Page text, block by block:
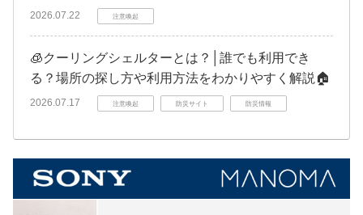
2026.07.22 注意喚起
🧊クーリングシェルターとは？│誰でも利用でき
る？場所の探し方や利用方法をわかりやすく解説🏠
2026.07.17 注意喚起 防災サイト 防災情報